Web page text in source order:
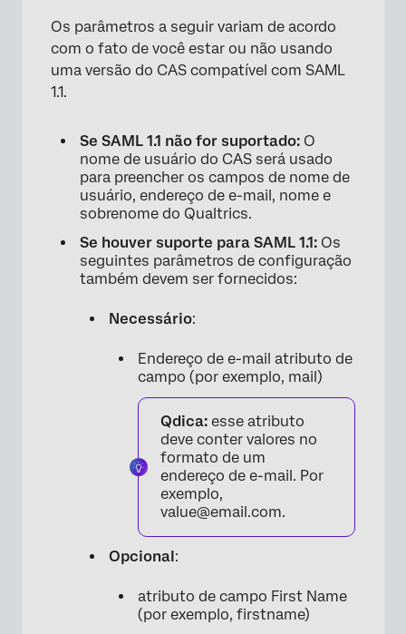
Os parâmetros a seguir variam de acordo
com o fato de você estar ou não usando
uma versão do CAS compatível com SAML
1.1.
Se SAML 1.1 não for suportado: O
nome de usuário do CAS será usado
para preencher os campos de nome de
usuário, endereço de e-mail, nome e
sobrenome do Qualtrics.
Se houver suporte para SAML 1.1: Os
seguintes parâmetros de configuração
também devem ser fornecidos:
Necessário:
Endereço de e-mail atributo de
campo (por exemplo, mail)
Qdica: esse atributo
deve conter valores no
formato de um
endereço de e-mail. Por
exemplo,
value@email.com.
Opcional:
atributo de campo First Name
(por exemplo, firstname)